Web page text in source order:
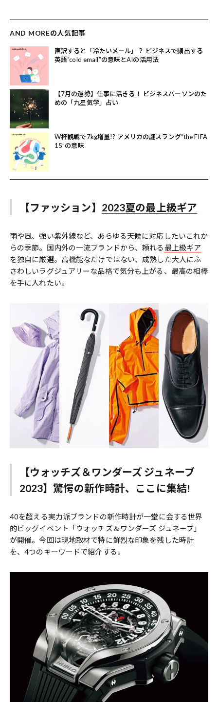
AND MOREの人気記事
直訳すると「冷たいメール」？ ビジネスで頻出する
英語“cold email”の意味とAIの活用法
【7月の運勢】仕事に活きる！ ビジネスパーソンのた
めの「九星気学」占い
W杯観戦で7kg増量!? アメリカの謎スラング“the FIFA
15”の意味
【ファッション】 2023夏の最上級ギア
雨や風、強い紫外線など、あらゆる天候に対応したいこれか
らの季節。国内外の一流ブランドから、頼れる 最上級ギア
を独自に厳選。高機能なだけではない、成熟した大人にふ
さわしいラグジュアリーな品格で気分も上がる、最高の相棒
を手に入れたい。
【ウォッチズ＆ワンダーズ ジュネーブ
2023】驚愕の新作時計、ここに集結!
40を超える実力派ブランドの新作時計が一堂に会する世界
的ビッグイベント「ウォッチズ＆ワンダーズ ジュネーブ」
が開催。今回は現地取材で特に鮮烈な印象を残した時計
を、4つのキーワードで紹介する。